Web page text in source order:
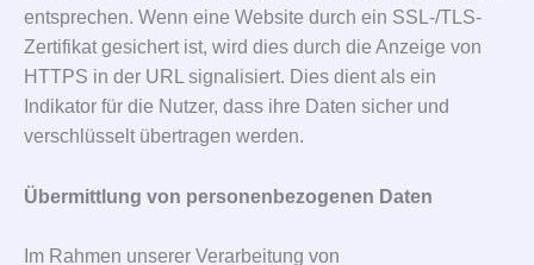
entsprechen. Wenn eine Website durch ein SSL-/TLS-
Zertifikat gesichert ist, wird dies durch die Anzeige von
HTTPS in der URL signalisiert. Dies dient als ein
Indikator für die Nutzer, dass ihre Daten sicher und
verschlüsselt übertragen werden.
Übermittlung von personenbezogenen Daten
Im Rahmen unserer Verarbeitung von